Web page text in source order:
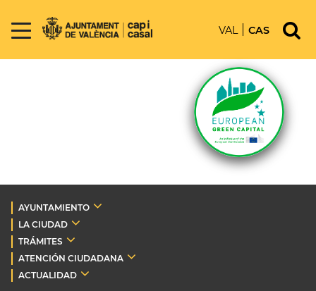
VAL CAS
AYUNTAMIENTO
LA CIUDAD
TRÁMITES
ATENCIÓN CIUDADANA
ACTUALIDAD